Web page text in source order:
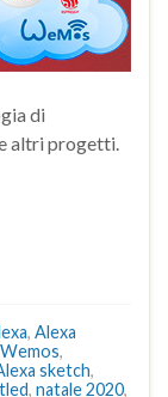
di
altri progetti.
, Alexa
,
sketch,
, natale 2020,